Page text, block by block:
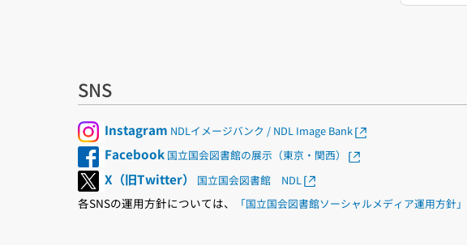
SNS
Instagram NDLイメージバンク / NDL Image Bank
Facebook 国立国会図書館の展示（東京・関西）
X（旧Twitter） 国立国会図書館 NDL
各SNSの運用方針については、 「国立国会図書館ソーシャルメディア運用方針」